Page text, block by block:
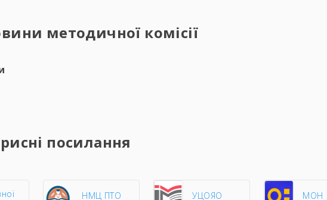
методичної комісії
посилання
НМЦ ПТО УЦОЯО МОН